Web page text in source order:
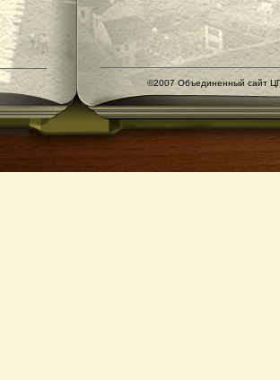
©2007 Объединенный сайт